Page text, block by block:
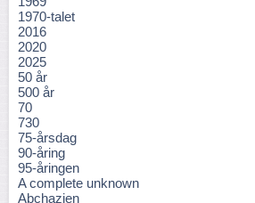
1970-talet
2016
2020
2025
50 år
500 år
70
730
75-årsdag
90-åring
95-åringen
A complete unknown
Abchazien